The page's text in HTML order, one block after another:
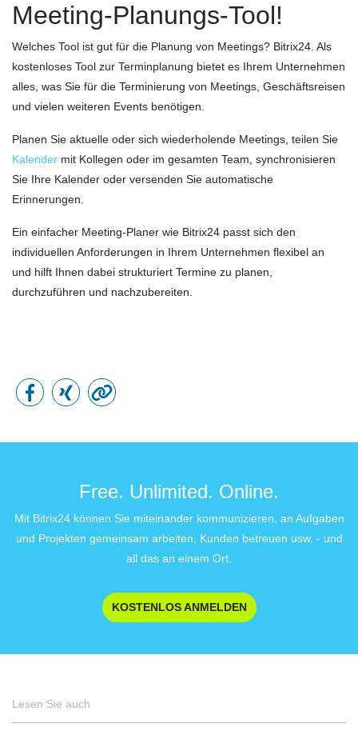
Meeting-Planungs-Tool!
Welches Tool ist gut für die Planung von Meetings? Bitrix24. Als
kostenloses Tool zur Terminplanung bietet es Ihrem Unternehmen
alles, was Sie für die Terminierung von Meetings, Geschäftsreisen
und vielen weiteren Events benötigen.
Planen Sie aktuelle oder sich wiederholende Meetings, teilen Sie
Kalender mit Kollegen oder im gesamten Team, synchronisieren
Sie Ihre Kalender oder versenden Sie automatische
Erinnerungen.
Ein einfacher Meeting-Planer wie Bitrix24 passt sich den
individuellen Anforderungen in Ihrem Unternehmen flexibel an
und hilft Ihnen dabei strukturiert Termine zu planen,
durchzuführen und nachzubereiten.
Free. Unlimited. Online.
Mit Bitrix24 können Sie miteinander kommunizieren, an Aufgaben
und Projekten gemeinsam arbeiten, Kunden betreuen usw. - und
all das an einem Ort.
KOSTENLOS ANMELDEN
Lesen Sie auch